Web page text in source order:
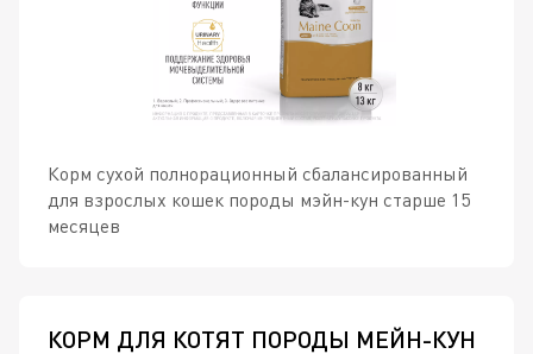
Корм сухой полнорационный сбалансированный
для взрослых кошек породы мэйн-кун старше 15
месяцев
КОРМ ДЛЯ КОТЯТ ПОРОДЫ МЕЙН-КУН